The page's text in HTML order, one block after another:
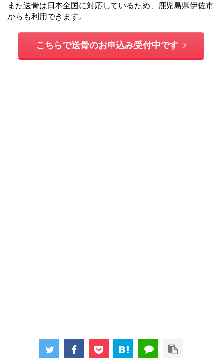
また送骨は日本全国に対応しているため、鹿児島県伊佐市
からも利用できます。
こちらで送骨のお申込み受付中です